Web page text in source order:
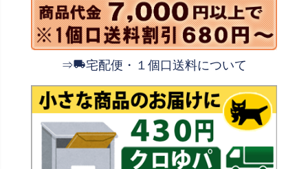
⇒ 宅配便・１個口送料について